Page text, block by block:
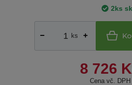
2ks
ks
8 726
Cena vč. DPH